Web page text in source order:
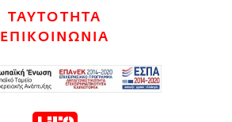
ΤΑΥΤΟΤΗΤΑ
ΕΠΙΚΟΙΝΩΝΙΑ